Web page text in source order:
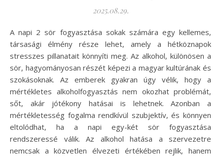
2025.08.29.
A napi 2 sör fogyasztása sokak számára egy kellemes,
társasági élmény része lehet, amely a hétköznapok
stresszes pillanatait könnyíti meg. Az alkohol, különösen a
sör, hagyományosan részét képezi a magyar kultúrának és
szokásoknak. Az emberek gyakran úgy vélik, hogy a
mértékletes alkoholfogyasztás nem okozhat problémát,
sőt, akár jótékony hatásai is lehetnek. Azonban a
mértékletesség fogalma rendkívül szubjektív, és könnyen
eltolódhat, ha a napi egy-két sör fogyasztása
rendszeressé válik. Az alkohol hatása a szervezetre
nemcsak a közvetlen élvezeti értékében rejlik, hanem